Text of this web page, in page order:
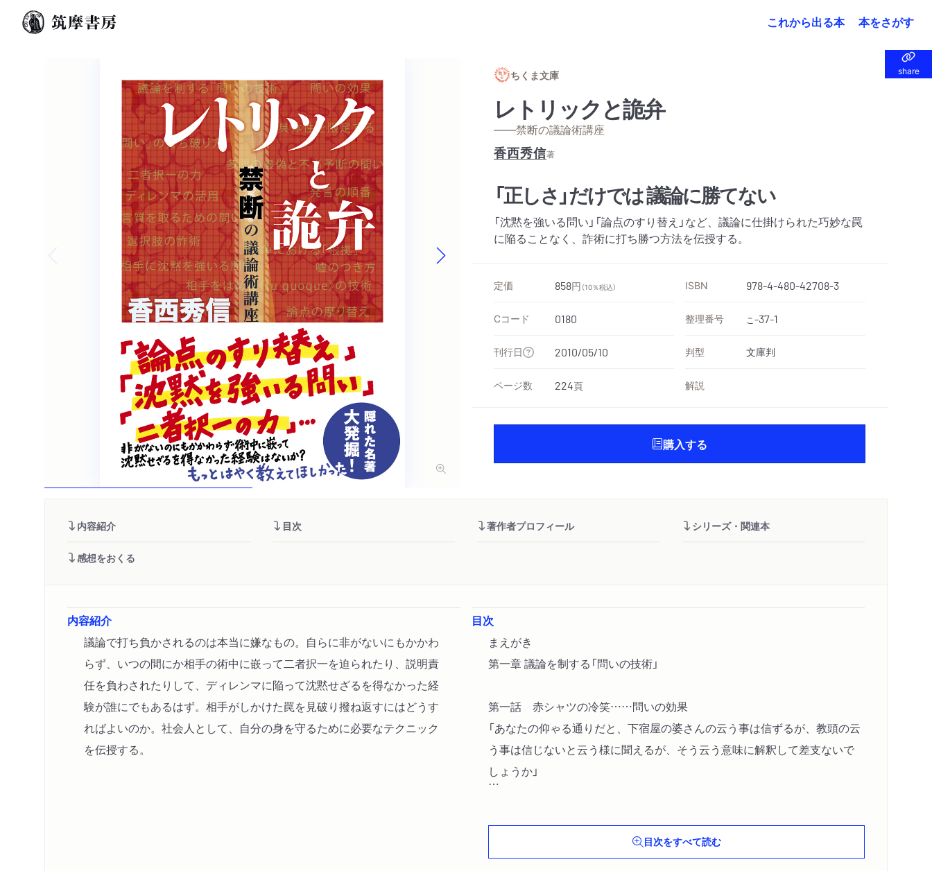
これから出る本 本をさがす
share
share
ちくま文庫
レトリックと詭弁
——禁断の議論術講座
香西秀信著
「正しさ」だけでは 議論に勝てない
「沈黙を強いる問い」「論点のすり替え」など、議論に仕掛けられた巧妙な罠
に陥ることなく、詐術に打ち勝つ方法を伝授する。
定価 858円 （10％税込） ISBN 978-4-480-42708-3
Cコード 0180 整理番号 こ-37-1
刊行日 2010/05/10 判型 文庫判
ページ数 224頁 解説
購入する
内容紹介 目次 著作者プロフィール シリーズ・関連本
感想をおくる
内容紹介
議論で打ち負かされるのは本当に嫌なもの。自らに非がないにもかかわ
らず、いつの間にか相手の術中に嵌って二者択一を迫られたり、説明責
任を負わされたりして、ディレンマに陥って沈黙せざるを得なかった経
験が誰にでもあるはず。相手がしかけた罠を見破り撥ね返すにはどうす
ればよいのか。社会人として、自分の身を守るために必要なテクニック
を伝授する。
目次
まえがき
第一章 議論を制する「問いの技術」
第一話 赤シャツの冷笑……問いの効果
「あなたの仰ゃる通りだと、下宿屋の婆さんの云う事は信ずるが、教頭の云
う事は信じないと云う様に聞えるが、そう云う意味に解釈して差支ないで
しょうか」
「他にもやっている人がある。要領よくやっているのが得をして、たまたま
見つかったものが損をするのですか」
目次をすべて読む